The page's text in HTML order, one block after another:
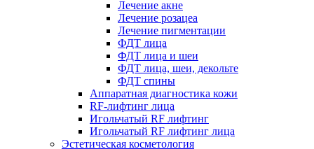
Лечение акне
Лечение розацеа
Лечение пигментации
ФДТ лица
ФДТ лица и шеи
ФДТ лица, шеи, декольте
ФДТ спины
Аппаратная диагностика кожи
RF-лифтинг лица
Игольчатый RF лифтинг
Игольчатый RF лифтинг лица
Эстетическая косметология